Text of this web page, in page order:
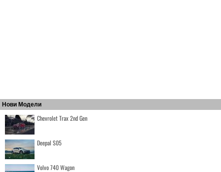
Нови Модели
Chevrolet Trax 2nd Gen
Deepal S05
Volvo 740 Wagon